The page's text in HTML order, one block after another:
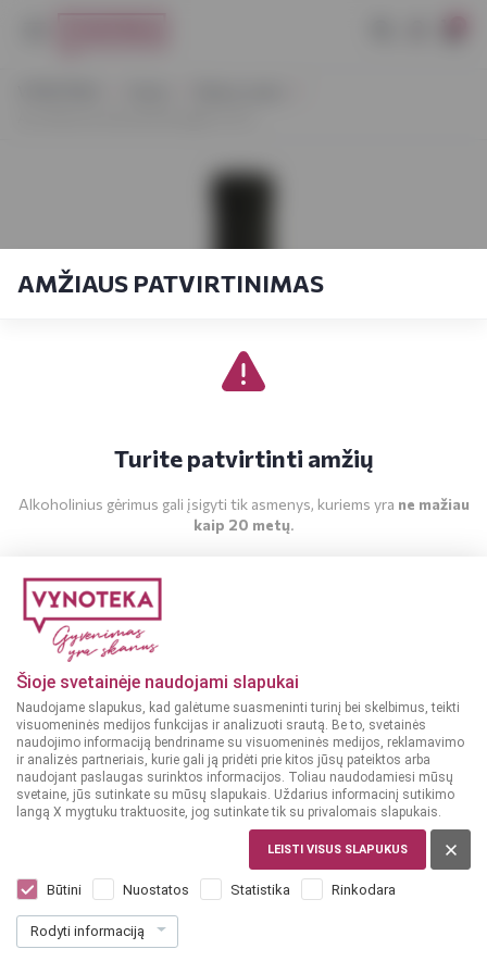
Šioje svetainėje naudojami slapukai
Naudojame slapukus, kad galėtume suasmeninti turinį bei skelbimus, teikti
visuomeninės medijos funkcijas ir analizuoti srautą. Be to, svetainės
naudojimo informaciją bendriname su visuomeninės medijos, reklamavimo
ir analizės partneriais, kurie gali ją pridėti prie kitos jūsų pateiktos arba
naudojant paslaugas surinktos informacijos. Toliau naudodamiesi mūsų
svetaine, jūs sutinkate su mūsų slapukais. Uždarius informacinį sutikimo
langą X mygtuku traktuosite, jog sutinkate tik su privalomais slapukais.
LEISTI VISUS SLAPUKUS
Būtini Nuostatos Statistika Rinkodara
Rodyti informaciją
AMŽIAUS PATVIRTINIMAS
Turite patvirtinti amžių
Alkoholinius gėrimus gali įsigyti tik asmenys, kuriems yra ne mažiau
kaip 20 metų.
Aru Monica Isola dei Nuraghi 0,75 L
Dar nėra balsų, galite įvertinti
99